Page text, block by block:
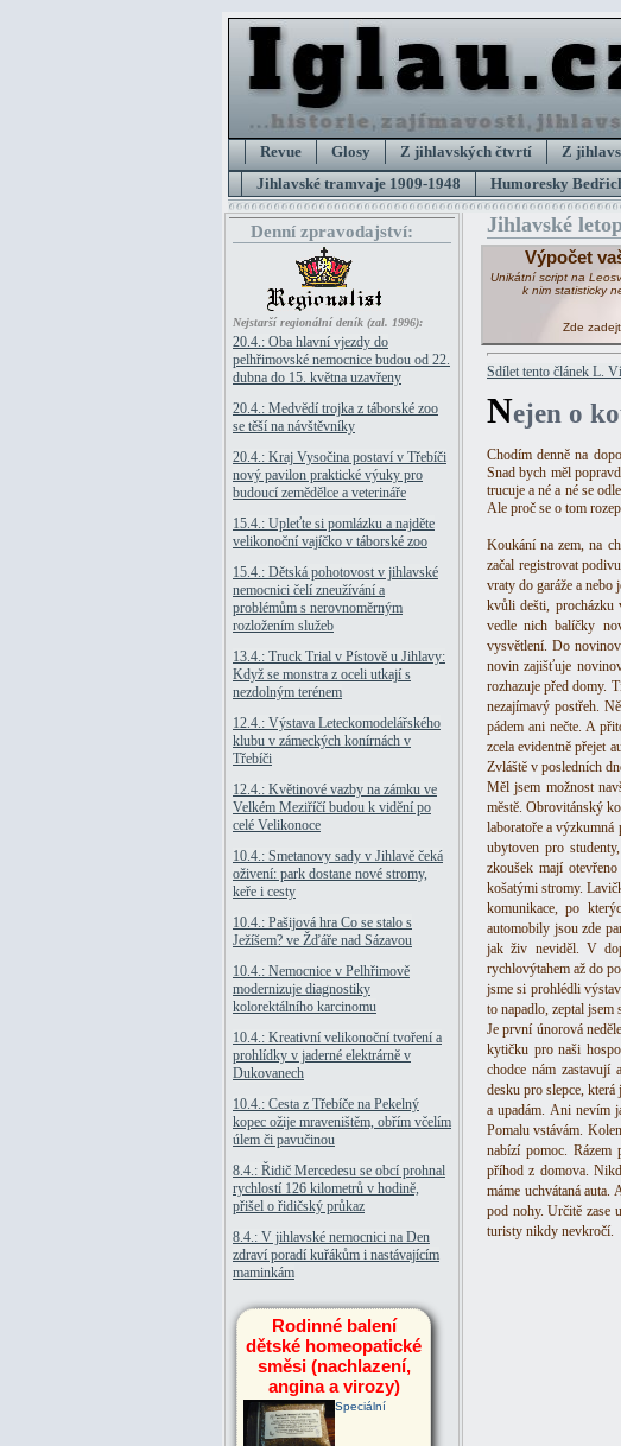
Revue Glosy Z jihlavských čtvrtí Z
Jihlavské tramvaje 1909-1948
Humoresky
Denní zpravodajství:
Nejstarší regionální deník (zal. 1996):
20.4.: Oba hlavní vjezdy do
pelhřimovské nemocnice budou od 22.
dubna do 15. května uzavřeny
20.4.: Medvědí trojka z táborské zoo
se těší na návštěvníky
20.4.: Kraj Vysočina postaví v Třebíči
nový pavilon praktické výuky pro
budoucí zemědělce a veterináře
15.4.: Upleťte si pomlázku a najděte
velikonoční vajíčko v táborské zoo
15.4.: Dětská pohotovost v jihlavské
nemocnici čelí zneužívání a
problémům s nerovnoměrným
rozložením služeb
13.4.: Truck Trial v Pístově u Jihlavy:
Když se monstra z oceli utkají s
nezdolným terénem
12.4.: Výstava Leteckomodelářského
klubu v zámeckých konírnách v
Třebíči
12.4.: Květinové vazby na zámku ve
Velkém Meziříčí budou k vidění po
celé Velikonoce
10.4.: Smetanovy sady v Jihlavě čeká
oživení: park dostane nové stromy,
keře i cesty
10.4.: Pašijová hra Co se stalo s
Ježíšem? ve Žďáře nad Sázavou
10.4.: Nemocnice v Pelhřimově
modernizuje diagnostiky
kolorektálního karcinomu
10.4.: Kreativní velikonoční tvoření a
prohlídky v jaderné elektrárně v
Dukovanech
10.4.: Cesta z Třebíče na Pekelný
kopec ožije mraveništěm, obřím včelím
úlem či pavučinou
8.4.: Řidič Mercedesu se obcí prohnal
rychlostí 126 kilometrů v hodině,
přišel o řidičský průkaz
8.4.: V jihlavské nemocnici na Den
zdraví poradí kuřákům i nastávajícím
maminkám
Rodinné balení
dětské homeopatické
směsi (nachlazení,
angina a virozy)
Speciální
Jihlavské
Výpočet
Unikátní script na
k nim statisticky
Zde
Sdílet tento článek L.
Nejen o
Chodím denně na
Snad bych měl
trucuje a né a né se
Ale proč se o tom
Koukání na zem, na
začal registrovat
vraty do garáže a nebo
kvůli dešti, procházku
vedle nich balíčky
vysvětlení. Do
novin zajišťuje
rozhazuje před domy.
nezajímavý postřeh.
pádem ani nečte. A
zcela evidentně přejet
Zvláště v posledních
Měl jsem možnost
městě. Obrovitánský
laboratoře a
ubytoven pro
zkoušek mají
košatými stromy.
komunikace, po
automobily jsou zde
jak živ neviděl. V
rychlovýtahem až do
jsme si prohlédli
to napadlo, zeptal jsem
Je první únorová
kytičku pro naši
chodce nám zastavují
desku pro slepce,
a upadám. Ani nevím
Pomalu vstávám.
nabízí pomoc.
příhod z domova.
máme uchvátaná
pod nohy. Určitě zase
turisty nikdy nevkročí.